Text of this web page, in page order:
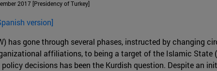
2017 [Presidency of Turkey]
version]
has gone through several phases, instructed by changing
affiliations, to being a target of the Islamic State
decisions has been the Kurdish question. Despite an